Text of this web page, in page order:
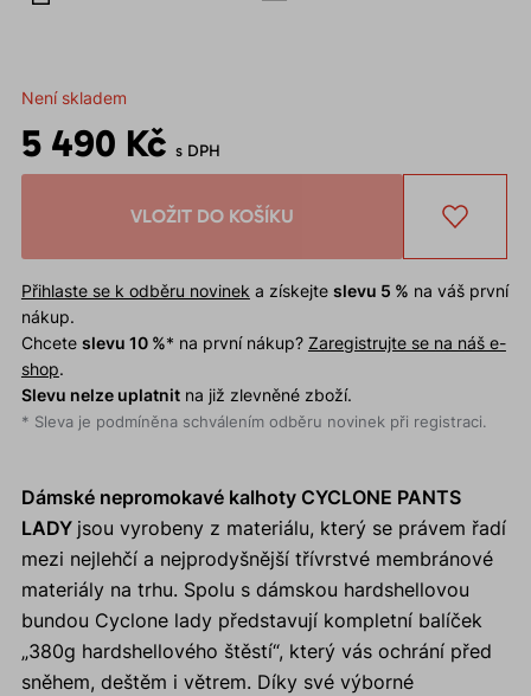
Není skladem
5 490 Kč s DPH
VLOŽIT DO KOŠÍKU
Přihlaste se k odběru novinek a získejte slevu 5 % na váš první
nákup.
Chcete slevu 10 %* na první nákup? Zaregistrujte se na náš e-
shop.
Slevu nelze uplatnitna již zlevněné zboží.
* Sleva je podmíněna schválením odběru novinek při registraci.
Dámské nepromokavé kalhoty CYCLONE PANTS
LADY jsou vyrobeny z materiálu, který se právem řadí
mezi nejlehčí a nejprodyšnější třívrstvé membránové
materiály na trhu. Spolu s dámskou hardshellovou
bundou Cyclone lady představují kompletní balíček
„380g hardshellového štěstí“, který vás ochrání před
sněhem, deštěm i větrem. Díky své výborné